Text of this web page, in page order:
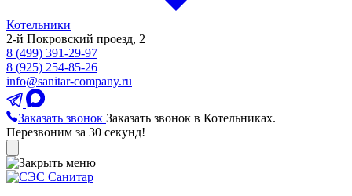
Котельники
2-й Покровский проезд, 2
8 (499) 391-29-97
8 (925) 254-85-26
info@sanitar-company.ru
Заказать звонок Заказать звонок в Котельниках.
Перезвоним за 30 секунд!